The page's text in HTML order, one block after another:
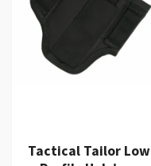
Tactical Tailor Low